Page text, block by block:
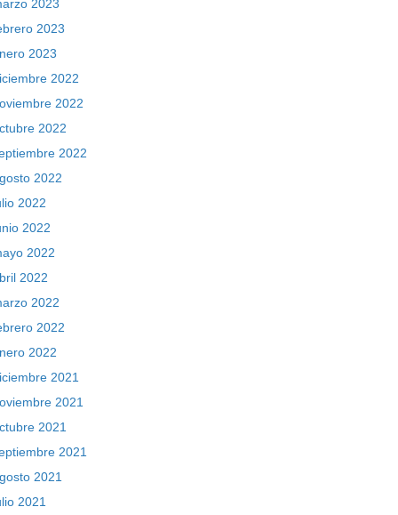
2023
2023
2023
2022
2022
2022
2022
2022
2022
2022
2022
2022
2022
2022
2022
2021
2021
2021
2021
2021
2021